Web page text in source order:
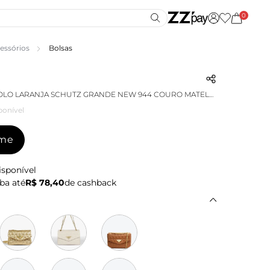
0
Bolsas
BOLSA TIRACOLO LARANJA SCHUTZ GRANDE NEW 944 COURO MATELASSÊ
atéR$ 78,40de cashback